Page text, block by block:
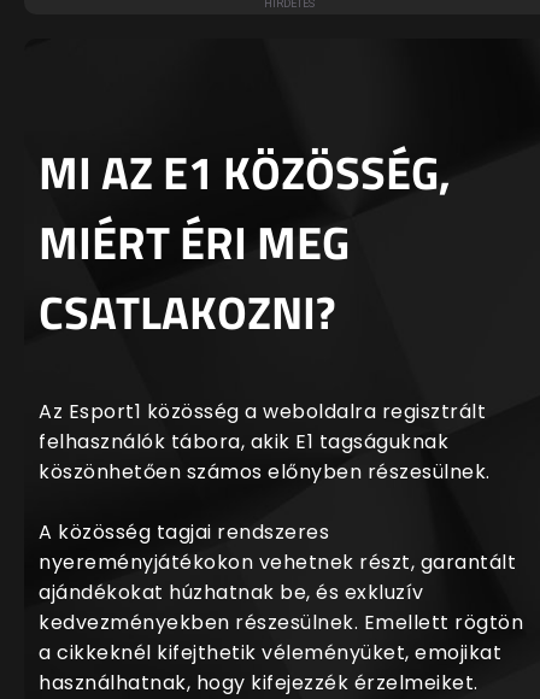
MI AZ E1 KÖZÖSSÉG,
MIÉRT ÉRI MEG
CSATLAKOZNI?
Az Esport1 közösség a weboldalra regisztrált
felhasználók tábora, akik E1 tagságuknak
köszönhetően számos előnyben részesülnek.
A közösség tagjai rendszeres
nyereményjátékokon vehetnek részt, garantált
ajándékokat húzhatnak be, és exkluzív
kedvezményekben részesülnek. Emellett rögtön
a cikkeknél kifejthetik véleményüket, emojikat
használhatnak, hogy kifejezzék érzelmeiket.